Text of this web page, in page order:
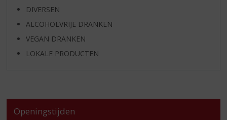
DIVERSEN
ALCOHOLVRIJE DRANKEN
VEGAN DRANKEN
LOKALE PRODUCTEN
Openingstijden